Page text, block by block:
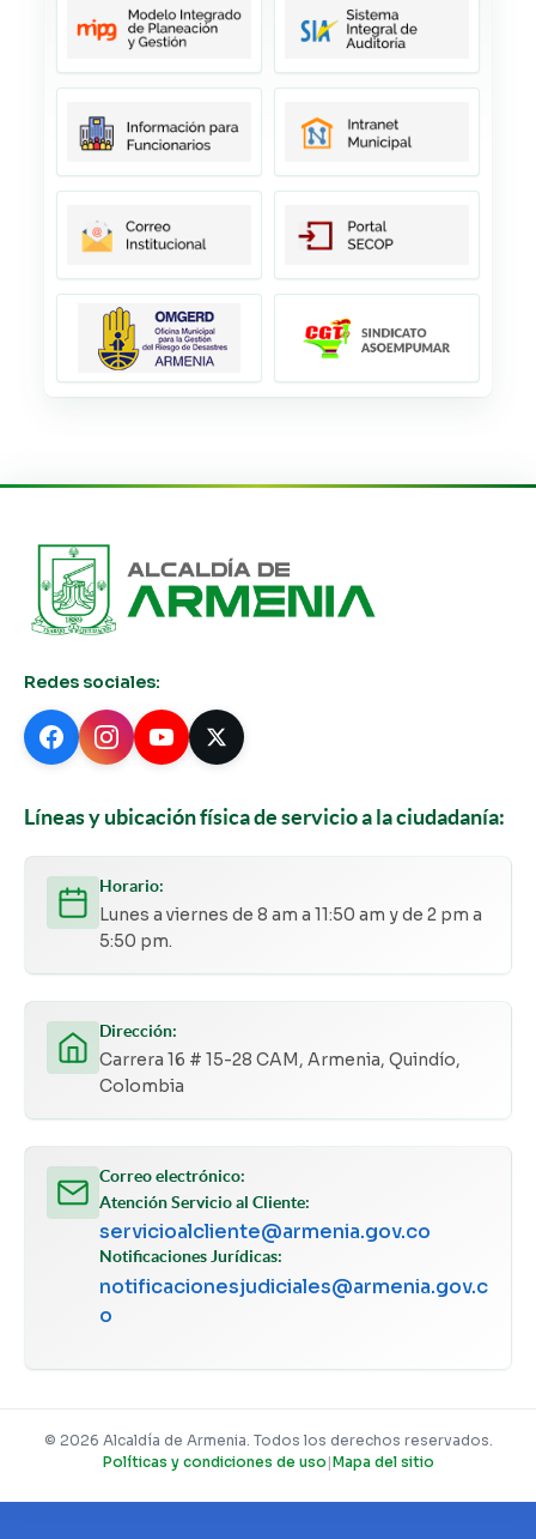
Redes sociales:
Líneas y ubicación física de servicio a la ciudadanía:
Horario:
Lunes a viernes de 8 am a 11:50 am y de 2 pm a
5:50 pm.
Dirección:
Carrera 16 # 15-28 CAM, Armenia, Quindío,
Colombia
Correo electrónico:
Atención Servicio al Cliente:
servicioalcliente@armenia.gov.co
Notificaciones Jurídicas:
notificacionesjudiciales@armenia.gov.c
o
© 2026 Alcaldía de Armenia. Todos los derechos reservados.
Políticas y condiciones de uso |Mapa del sitio